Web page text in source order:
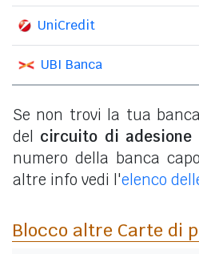
UniCredit
UBI Banca
Se non trovi la tua
del circuito di adesione
numero della banca
altre info vedi l'elenco
Blocco altre Carte di